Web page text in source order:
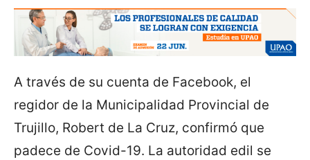
A través de su cuenta de Facebook, el
regidor de la Municipalidad Provincial de
Trujillo, Robert de La Cruz, confirmó que
padece de Covid-19. La autoridad edil se